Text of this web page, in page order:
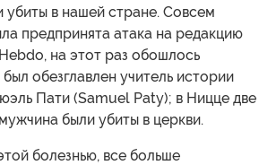
в нашей стране. Совсем
предпринята атака на редакцию
на этот раз обошлось
обезглавлен учитель истории
Пати (Samuel Paty); в Ницце две
были убиты в церкви.
болезнью, все больше